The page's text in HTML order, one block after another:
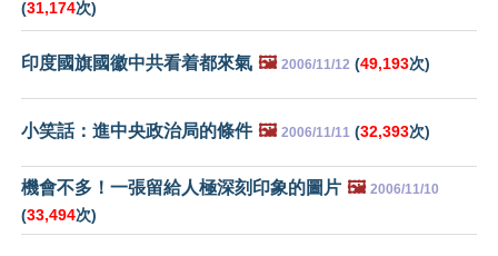
(31,174次)
印度國旗國徽中共看着都來氣 🖼️ 2006/11/12 (49,193次)
小笑話：進中央政治局的條件 🖼️ 2006/11/11 (32,393次)
機會不多！一張留給人極深刻印象的圖片 🖼️ 2006/11/10
(33,494次)